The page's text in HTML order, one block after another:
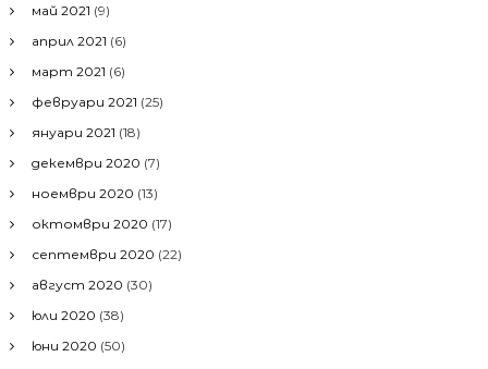
май 2021 (9)
април 2021 (6)
март 2021 (6)
февруари 2021 (25)
януари 2021 (18)
декември 2020 (7)
ноември 2020 (13)
октомври 2020 (17)
септември 2020 (22)
август 2020 (30)
юли 2020 (38)
юни 2020 (50)